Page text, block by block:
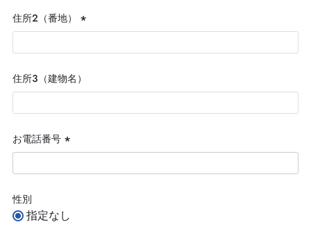
住所２（番地）
(必
須)
住所３（建物名）
お電話番号
(必
須)
性別
指定なし